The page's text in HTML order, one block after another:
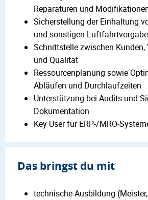
Reparaturen und
Sicherstellung der Einhaltung
und sonstigen
Schnittstelle zwischen Kunden,
und Qualität
Ressourcenplanung sowie
Abläufen und Durchlaufzeiten
Unterstützung bei Audits und
Dokumentation
Key User für ERP‑/
Das bringst du mit
technische Ausbildung